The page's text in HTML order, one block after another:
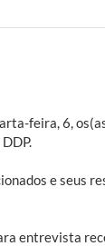
feira, 6,
e seus
entrevista